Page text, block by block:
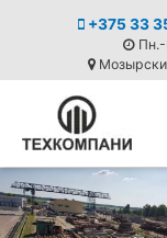
+375 33
Пн.-